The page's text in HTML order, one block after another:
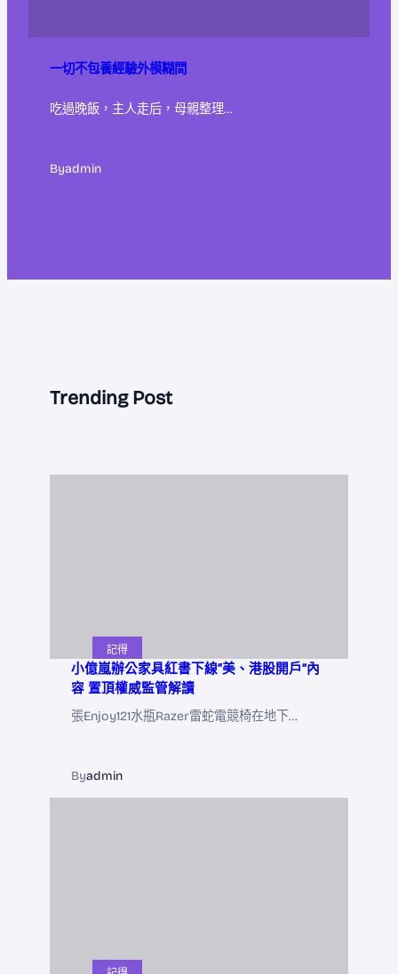
一切不包養經驗外模糊間
吃過晚飯，主人走后，母親整理…
Byadmin
Trending Post
記得
小億嵐辦公家具紅書下線“美、港股開戶”內
容 置頂權威監管解讀
張Enjoy121水瓶Razer雷蛇電競椅在地下…
Byadmin